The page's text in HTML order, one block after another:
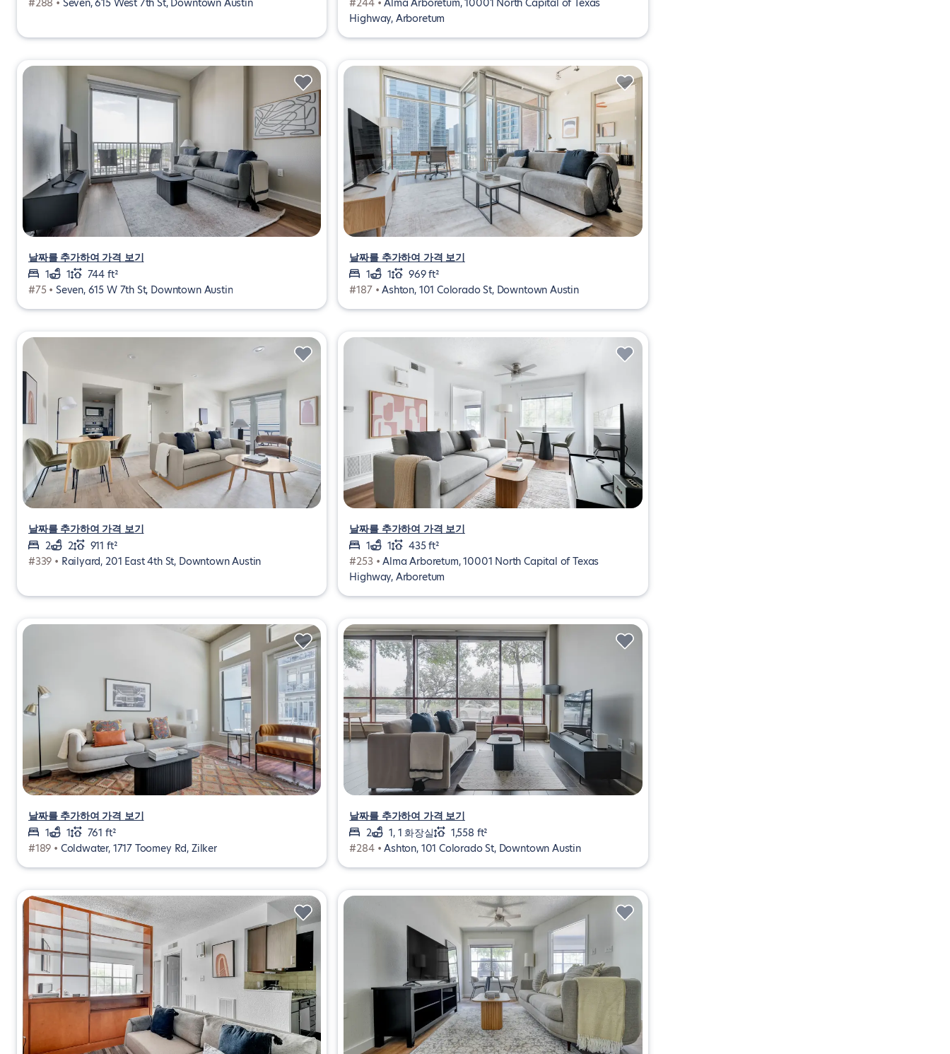
#288 • Seven, 615 West 7th St, Downtown Austin
#244 •Alma Arboretum, 10001 North Capital of Texas
Highway, Arboretum
날짜를 추가하여 가격 보기
1
1
744 ft²
#75 • Seven, 615 W 7th St, Downtown Austin
날짜를 추가하여 가격 보기
1
1
969 ft²
#187 •Ashton, 101 Colorado St, Downtown Austin
날짜를 추가하여 가격 보기
2
2
911 ft²
#339 • Railyard, 201 East 4th St, Downtown Austin
날짜를 추가하여 가격 보기
1
1
435 ft²
#253 •Alma Arboretum, 10001 North Capital of Texas
Highway, Arboretum
날짜를 추가하여 가격 보기
1
1
761 ft²
#189 • Coldwater, 1717 Toomey Rd, Zilker
날짜를 추가하여 가격 보기
2
1, 1 화장실
1,558 ft²
#284 •Ashton, 101 Colorado St, Downtown Austin